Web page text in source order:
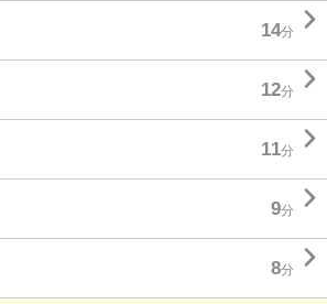
14分 
12分 
11分 
9分 
8分 